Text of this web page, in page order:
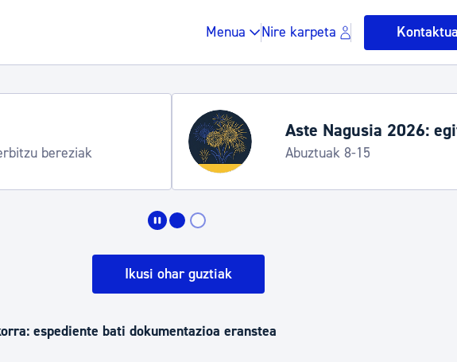
Menua Nire karpeta Kontaktua
Gune publikoa, hondakinak eta
bereziak
Aste Nagusia 2026:
Abuztuak 8-15
Ikusi ohar guztiak
espediente bati dokumentazioa eranstea